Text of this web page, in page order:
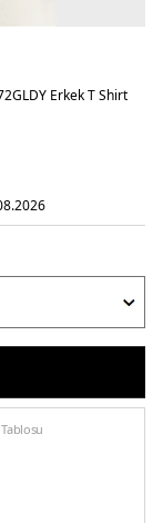
Erkek T Shirt